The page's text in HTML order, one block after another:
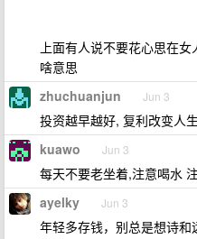
上面有人说不要花心思在
啥意思
zhuchuanjun Jun 3
投资越早越好, 复利改变人生
kuawo Jun 3
每天不要老坐着,注意喝水
ayelky Jun 3
年轻多存钱，别总是想诗